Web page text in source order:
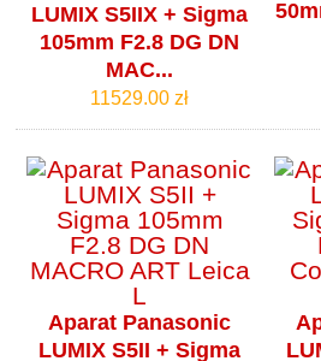
LUMIX S5IIX + Sigma
105mm F2.8 DG DN
MAC...
11529.00 zł
Aparat Panasonic
LUMIX S5II + Sigma